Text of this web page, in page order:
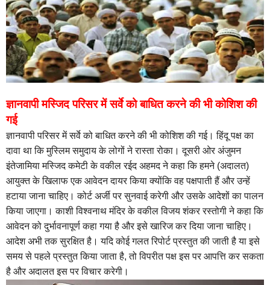
ज्ञानवापी मस्जिद परिसर में सर्वे को बाधित करने की भी कोशिश की
गई
ज्ञानवापी परिसर में सर्वे को बाधित करने की भी कोशिश की गई। हिंदू पक्ष का
दावा था कि मुस्लिम समुदाय के लोगों ने रास्ता रोका। दूसरी ओर अंजुमन
इंतेजामिया मस्जिद कमेटी के वकील रईद अहमद ने कहा कि हमने (अदालत)
आयुक्त के खिलाफ एक आवेदन दायर किया क्योंकि वह पक्षपाती हैं और उन्हें
हटाया जाना चाहिए। कोर्ट अर्जी पर सुनवाई करेगी और उसके आदेशों का पालन
किया जाएगा। काशी विश्वनाथ मंदिर के वकील विजय शंकर रस्तोगी ने कहा कि
आवेदन को दुर्भावनापूर्ण कहा गया है और इसे खारिज कर दिया जाना चाहिए।
आदेश अभी तक सुरक्षित है। यदि कोई गलत रिपोर्ट प्रस्तुत की जाती है या इसे
समय से पहले प्रस्तुत किया जाता है, तो विपरीत पक्ष इस पर आपत्ति कर सकता
है और अदालत इस पर विचार करेगी।